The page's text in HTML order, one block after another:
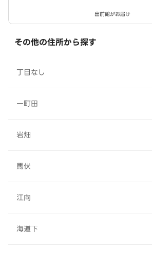
出前館がお届け
その他の住所から探す
丁目なし
一町田
岩畑
馬伏
江向
海道下